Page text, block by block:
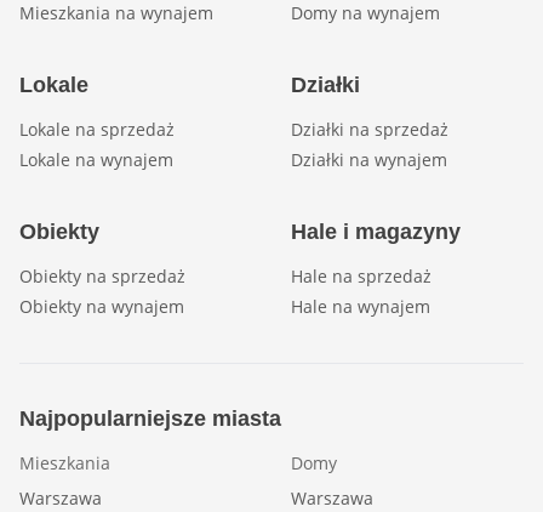
Mieszkania na wynajem
Domy na wynajem
Lokale
Lokale na sprzedaż
Lokale na wynajem
Działki
Działki na sprzedaż
Działki na wynajem
Obiekty
Obiekty na sprzedaż
Obiekty na wynajem
Hale i magazyny
Hale na sprzedaż
Hale na wynajem
Najpopularniejsze miasta
Mieszkania
Warszawa
Domy
Warszawa